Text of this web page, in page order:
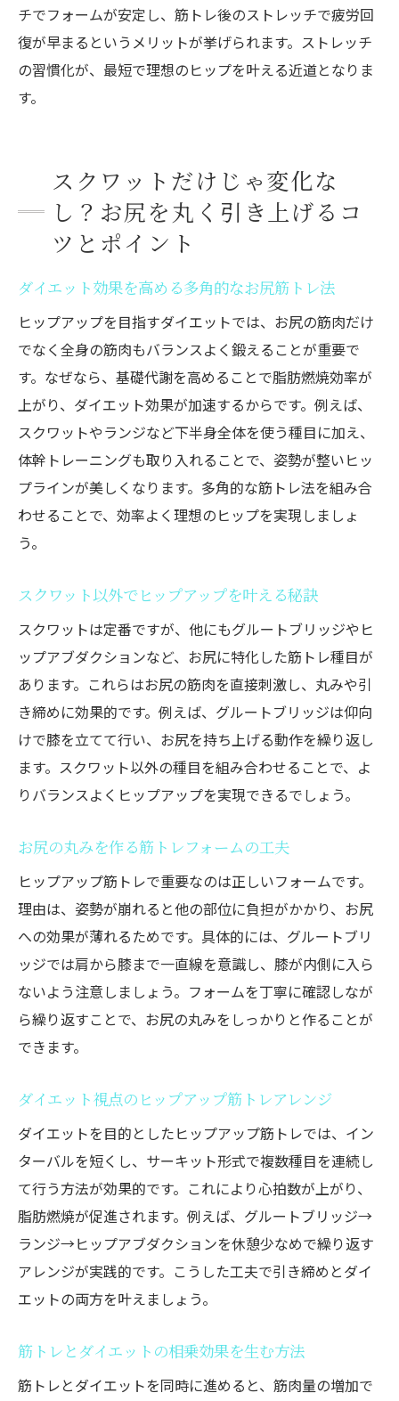
チでフォームが安定し、筋トレ後のストレッチで疲労回
復が早まるというメリットが挙げられます。ストレッチ
の習慣化が、最短で理想のヒップを叶える近道となりま
す。
スクワットだけじゃ変化な
し？お尻を丸く引き上げるコ
ツとポイント
ダイエット効果を高める多角的なお尻筋トレ法
ヒップアップを目指すダイエットでは、お尻の筋肉だけ
でなく全身の筋肉もバランスよく鍛えることが重要で
す。なぜなら、基礎代謝を高めることで脂肪燃焼効率が
上がり、ダイエット効果が加速するからです。例えば、
スクワットやランジなど下半身全体を使う種目に加え、
体幹トレーニングも取り入れることで、姿勢が整いヒッ
プラインが美しくなります。多角的な筋トレ法を組み合
わせることで、効率よく理想のヒップを実現しましょ
う。
スクワット以外でヒップアップを叶える秘訣
スクワットは定番ですが、他にもグルートブリッジやヒ
ップアブダクションなど、お尻に特化した筋トレ種目が
あります。これらはお尻の筋肉を直接刺激し、丸みや引
き締めに効果的です。例えば、グルートブリッジは仰向
けで膝を立てて行い、お尻を持ち上げる動作を繰り返し
ます。スクワット以外の種目を組み合わせることで、よ
りバランスよくヒップアップを実現できるでしょう。
お尻の丸みを作る筋トレフォームの工夫
ヒップアップ筋トレで重要なのは正しいフォームです。
理由は、姿勢が崩れると他の部位に負担がかかり、お尻
への効果が薄れるためです。具体的には、グルートブリ
ッジでは肩から膝まで一直線を意識し、膝が内側に入ら
ないよう注意しましょう。フォームを丁寧に確認しなが
ら繰り返すことで、お尻の丸みをしっかりと作ることが
できます。
ダイエット視点のヒップアップ筋トレアレンジ
ダイエットを目的としたヒップアップ筋トレでは、イン
ターバルを短くし、サーキット形式で複数種目を連続し
て行う方法が効果的です。これにより心拍数が上がり、
脂肪燃焼が促進されます。例えば、グルートブリッジ→
ランジ→ヒップアブダクションを休憩少なめで繰り返す
アレンジが実践的です。こうした工夫で引き締めとダイ
エットの両方を叶えましょう。
筋トレとダイエットの相乗効果を生む方法
筋トレとダイエットを同時に進めると、筋肉量の増加で